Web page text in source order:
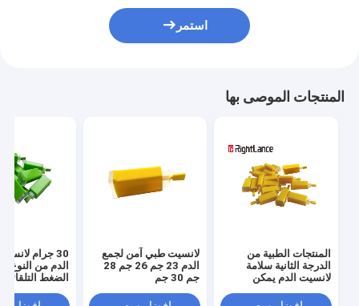
استمر
المنتجات الموصى بها
المنتجات الطبية من
الدرجة الثانية سلامة
لانسيت الدم يمكن
جرام 30 جرام
لانسيت طبي آمن لجمع
الدم 23 جم 26 جم 28
جم 30 جم
30 جرام
الدم من النوع
الضغط